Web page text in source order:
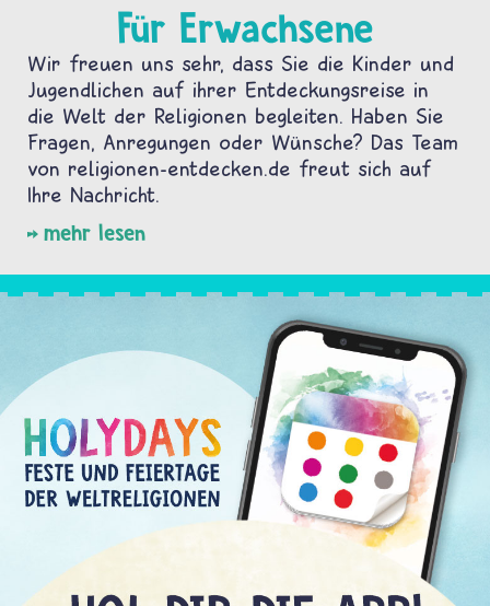
Für Erwachsene
Wir freuen uns sehr, dass Sie die Kinder und
Jugendlichen auf ihrer Entdeckungsreise in
die Welt der Religionen begleiten. Haben Sie
Fragen, Anregungen oder Wünsche? Das Team
von religionen-entdecken.de freut sich auf
Ihre Nachricht.
mehr lesen